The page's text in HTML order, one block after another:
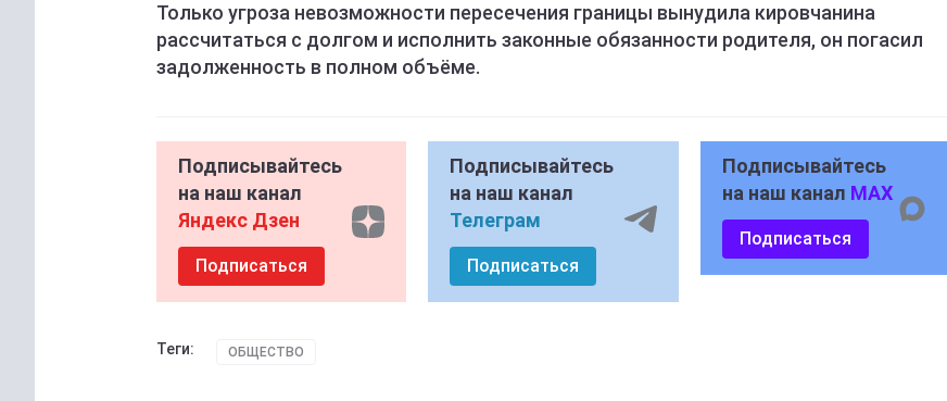
Только угроза невозможности пересечения границы вынудила кировчанина
рассчитаться с долгом и исполнить законные обязанности родителя, он погасил
задолженность в полном объёме.
Подписывайтесь
на наш канал
Яндекс Дзен
Подписаться
Подписывайтесь
на наш канал
Телеграм
Подписаться
Подписывайтесь
на наш канал MAX
Подписаться
Теги: ОБЩЕСТВО